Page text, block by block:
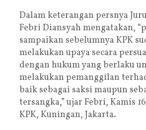
Dalam keterangan persnya
Febri Diansyah mengatakan,
sampaikan sebelumnya KPK
melakukan upaya secara
dengan hukum yang berlaku
melakukan pemanggilan
baik sebagai saksi maupun
tersangka,” ujar Febri, Kamis
KPK, Kuningan, Jakarta.